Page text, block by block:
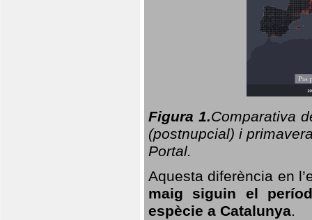
Figura 1.Comparativa
(postnupcial) i
Portal.
Aquesta diferència en
maig siguin el
espècie a Catalunya.